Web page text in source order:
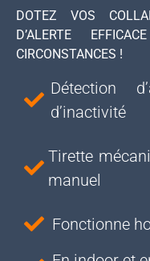
DOTEZ VOS
D’ALERTE
CIRCONSTANCES !
Détection
d’inactivité
Tirette
manuel
Fonctionne